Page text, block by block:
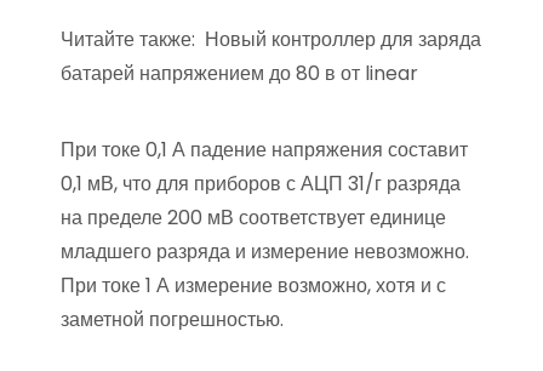
Читайте также: Новый контроллер для заряда
батарей напряжением до 80 в от linear
При токе 0,1 А падение напряжения составит
0,1 мВ, что для приборов с АЦП 31/г разряда
на пределе 200 мВ соответствует единице
младшего разряда и измерение невозможно.
При токе 1 А измерение возможно, хотя и с
заметной погрешностью.